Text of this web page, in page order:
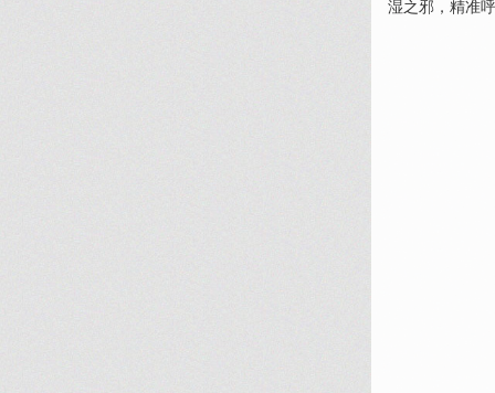
湿之邪，精准